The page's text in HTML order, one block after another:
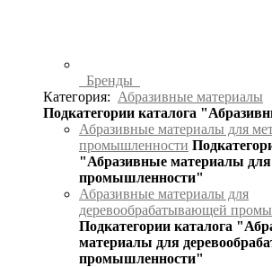
Бренды
Категория: Абразивные материалы
Подкатегории каталога
Абразивные материалы для
промышленности
"Абразивные материалы для
промышленности"
Абразивные материалы для
деревообрабатывающей
Подкатегории каталога
материалы для
промышленности"